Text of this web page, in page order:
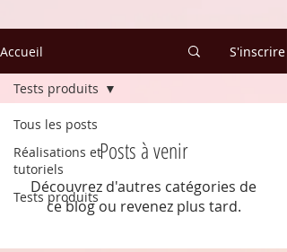
Accueil S'inscrire
Tous les posts
Réalisations et
tutoriels
Tests produits
Tests produits
Posts à venir
Découvrez d'autres catégories de
ce blog ou revenez plus tard.